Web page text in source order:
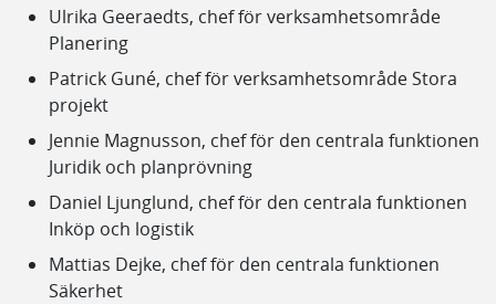
Ulrika Geeraedts, chef för verksamhetsområde
Planering
Patrick Guné, chef för verksamhetsområde Stora
projekt
Jennie Magnusson, chef för den centrala funktionen
Juridik och planprövning
Daniel Ljunglund, chef för den centrala funktionen
Inköp och logistik
Mattias Dejke, chef för den centrala funktionen
Säkerhet